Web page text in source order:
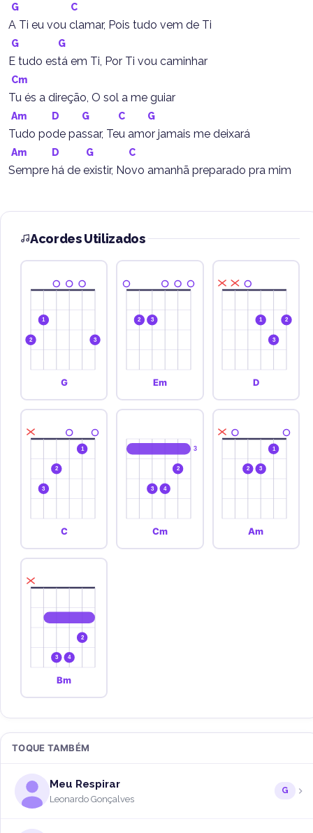
G C
A Ti eu vou clamar, Pois tudo vem de Ti
G G
E tudo está em Ti, Por Ti vou caminhar
Cm
Tu és a direção, O sol a me guiar
Am D G C G
Tudo pode passar, Teu amor jamais me deixará
Am D G C
Sempre há de existir, Novo amanhã preparado pra mim
Acordes Utilizados
2
1
3
G
2 3
Em
1
3
2
D
3
2
1
C
3
3 4
2
Cm
2 3
1
Am
3 4
2
Bm
TOQUE TAMBÉM
Meu Respirar
Leonardo Gonçalves
G